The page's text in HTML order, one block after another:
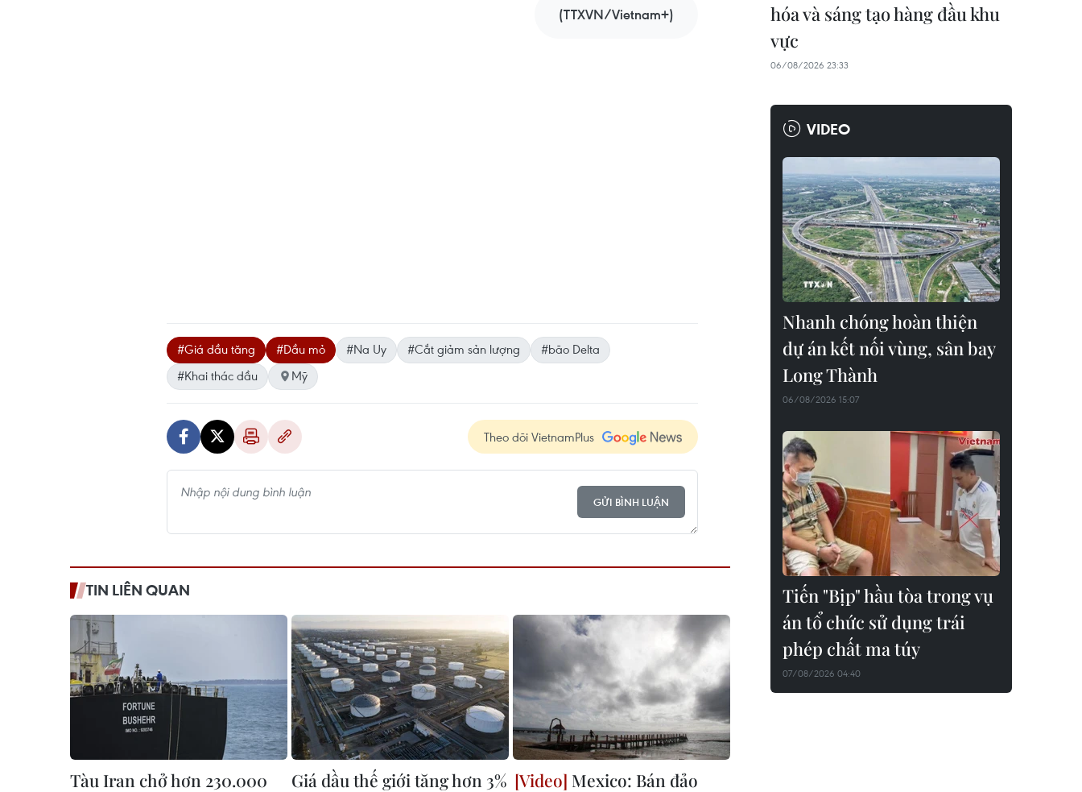
(TTXVN/Vietnam+)
#Giá dầu tăng #Dầu mỏ #Na Uy #Cắt giảm sản lượng
#bão Delta
#Khai thác dầu
Mỹ
Theo dõi VietnamPlus
GỬI BÌNH LUẬN
TIN LIÊN QUAN
Tàu Iran chở hơn 230.000
Giá dầu thế giới tăng hơn 3%
Mexico: Bán đảo
hóa và sáng tạo hàng đầu khu
vực
06/08/2026 23:33
VIDEO
Nhanh chóng hoàn thiện
dự án kết nối vùng, sân bay
Long Thành
06/08/2026 15:07
Tiến "Bịp" hầu tòa trong vụ
án tổ chức sử dụng trái
phép chất ma túy
07/08/2026 04:40